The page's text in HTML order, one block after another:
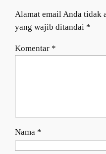
Alamat email Anda tidak
yang wajib ditandai *
Komentar *
Nama *